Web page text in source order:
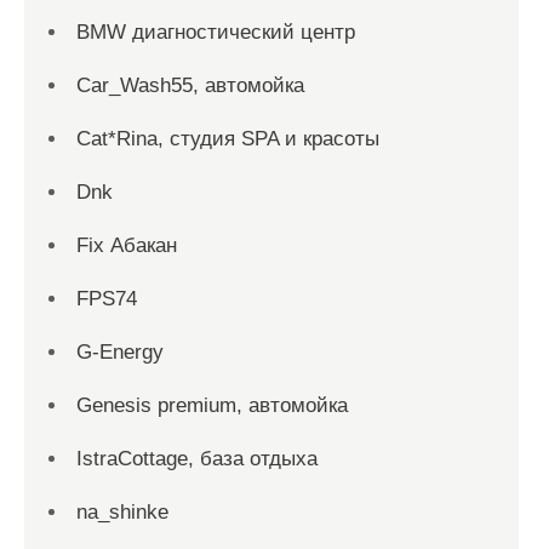
BMW диагностический центр
Car_Wash55, автомойка
Cat*Rina, студия SPA и красоты
Dnk
Fix Абакан
FPS74
G-Energy
Genesis premium, автомойка
IstraCottage, база отдыха
na_shinke